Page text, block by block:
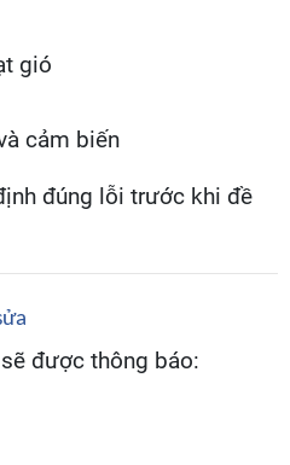
gió
cảm biến
đúng lỗi trước khi đề
được thông báo: